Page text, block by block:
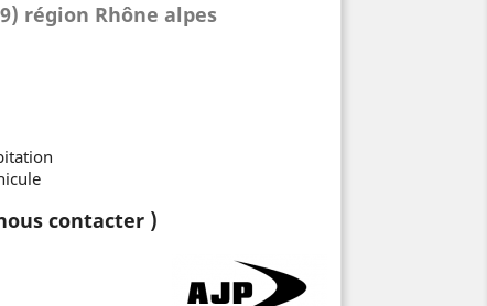
région Rhône alpes
contacter )